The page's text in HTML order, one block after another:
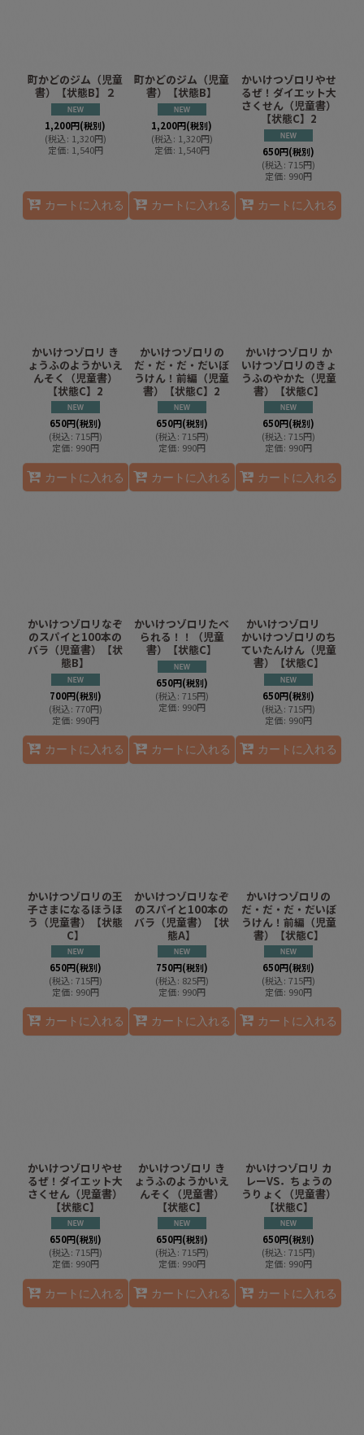
町かどのジム（児童
書）【状態B】２
1,200円(税別)
(税込: 1,320円)
定価: 1,540円
カートに入れる
町かどのジム（児童
書）【状態B】
1,200円(税別)
(税込: 1,320円)
定価: 1,540円
カートに入れる
かいけつゾロリやせ
るぜ！ダイエット大
さくせん（児童書）
【状態C】2
650円(税別)
(税込: 715円)
定価: 990円
カートに入れる
かいけつゾロリ き
ょうふのようかいえ
んそく（児童書）
【状態C】2
650円(税別)
(税込: 715円)
定価: 990円
カートに入れる
かいけつゾロリの
だ・だ・だ・だいぼ
うけん！前編（児童
書）【状態C】2
650円(税別)
(税込: 715円)
定価: 990円
カートに入れる
かいけつゾロリ か
いけつゾロリのきょ
うふのやかた（児童
書）【状態C】
650円(税別)
(税込: 715円)
定価: 990円
カートに入れる
かいけつゾロリなぞ
のスパイと100本の
バラ（児童書）【状
態B】
700円(税別)
(税込: 770円)
定価: 990円
カートに入れる
かいけつゾロリたべ
られる！！（児童
書）【状態C】
650円(税別)
(税込: 715円)
定価: 990円
カートに入れる
かいけつゾロリ
かいけつゾロリのち
ていたんけん（児童
書）【状態C】
650円(税別)
(税込: 715円)
定価: 990円
カートに入れる
かいけつゾロリの王
子さまになるほうほ
う（児童書）【状態
C】
650円(税別)
(税込: 715円)
定価: 990円
カートに入れる
かいけつゾロリなぞ
のスパイと100本の
バラ（児童書）【状
態A】
750円(税別)
(税込: 825円)
定価: 990円
カートに入れる
かいけつゾロリの
だ・だ・だ・だいぼ
うけん！前編（児童
書）【状態C】
650円(税別)
(税込: 715円)
定価: 990円
カートに入れる
かいけつゾロリやせ
るぜ！ダイエット大
さくせん（児童書）
【状態C】
650円(税別)
(税込: 715円)
定価: 990円
カートに入れる
かいけつゾロリ き
ょうふのようかいえ
んそく（児童書）
【状態C】
650円(税別)
(税込: 715円)
定価: 990円
カートに入れる
かいけつゾロリ カ
レーVS．ちょうの
うりょく（児童書）
【状態C】
650円(税別)
(税込: 715円)
定価: 990円
カートに入れる